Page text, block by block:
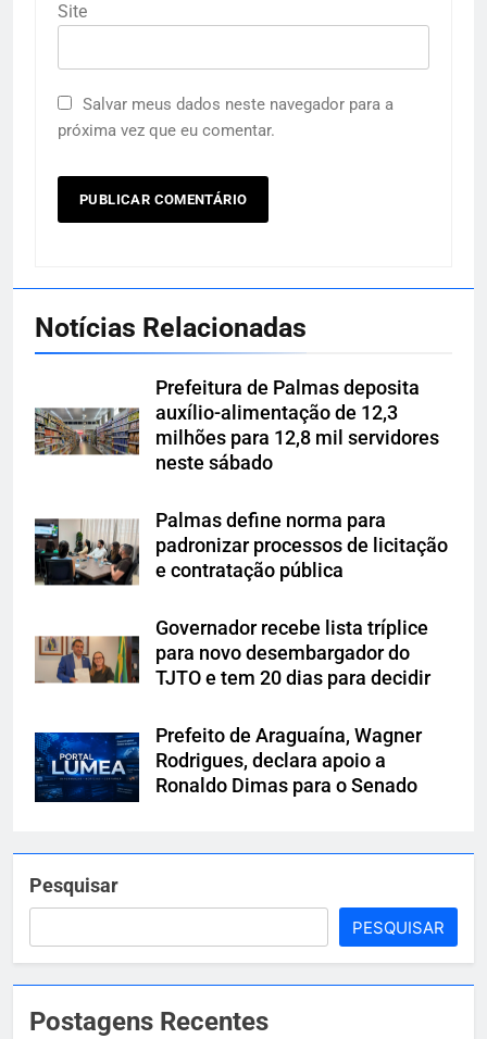
Site
Salvar meus dados neste navegador para a
próxima vez que eu comentar.
Notícias Relacionadas
Prefeitura de Palmas deposita
auxílio-alimentação de 12,3
milhões para 12,8 mil servidores
neste sábado
Palmas define norma para
padronizar processos de licitação
e contratação pública
Governador recebe lista tríplice
para novo desembargador do
TJTO e tem 20 dias para decidir
Prefeito de Araguaína, Wagner
Rodrigues, declara apoio a
Ronaldo Dimas para o Senado
Pesquisar
PESQUISAR
Postagens Recentes